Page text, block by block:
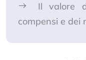
Il valore
compensi e dei